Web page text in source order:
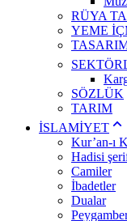
RÜYA
YEME
SÖZLÜK
TARIM
İSLAMİYET
Kur’an-ı
Hadisi
Camiler
İbadetler
Dualar